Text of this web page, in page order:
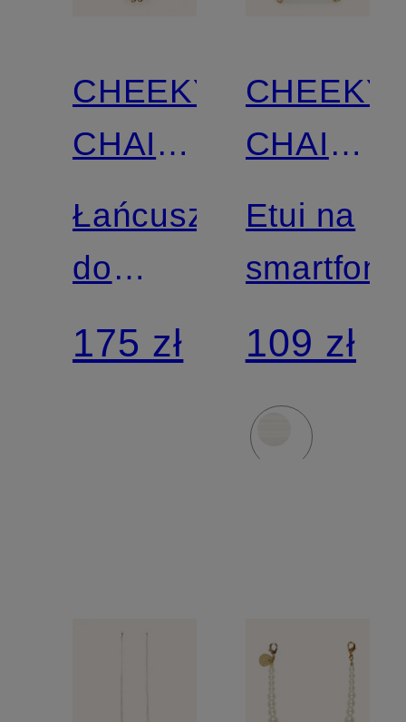
CHEEKY
CHAIN
MUNICH
Łańcuszek
do
smartfona
POPPY
175 zł
CHEEKY
CHAIN
MUNICH
Etui na
smartfon
109 zł